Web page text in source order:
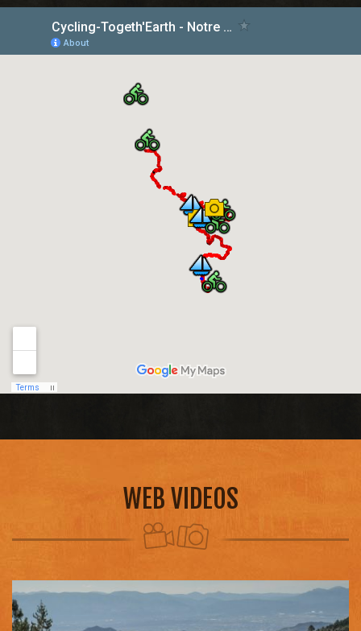
WEB VIDEOS